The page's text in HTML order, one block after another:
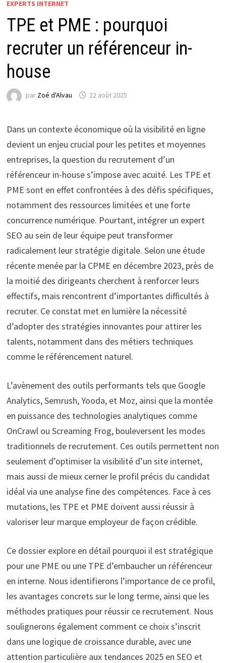
EXPERTS INTERNET
TPE et PME : pourquoi
recruter un référenceur in-
house
par Zoé d'Alvau 22 août 2025
Dans un contexte économique où la visibilité en ligne
devient un enjeu crucial pour les petites et moyennes
entreprises, la question du recrutement d’un
référenceur in-house s’impose avec acuité. Les TPE et
PME sont en effet confrontées à des défis spécifiques,
notamment des ressources limitées et une forte
concurrence numérique. Pourtant, intégrer un expert
SEO au sein de leur équipe peut transformer
radicalement leur stratégie digitale. Selon une étude
récente menée par la CPME en décembre 2023, près de
la moitié des dirigeants cherchent à renforcer leurs
effectifs, mais rencontrent d’importantes difficultés à
recruter. Ce constat met en lumière la nécessité
d’adopter des stratégies innovantes pour attirer les
talents, notamment dans des métiers techniques
comme le référencement naturel.
L’avènement des outils performants tels que Google
Analytics, Semrush, Yooda, et Moz, ainsi que la montée
en puissance des technologies analytiques comme
OnCrawl ou Screaming Frog, bouleversent les modes
traditionnels de recrutement. Ces outils permettent non
seulement d’optimiser la visibilité d’un site internet,
mais aussi de mieux cerner le profil précis du candidat
idéal via une analyse fine des compétences. Face à ces
mutations, les TPE et PME doivent aussi réussir à
valoriser leur marque employeur de façon crédible.
Ce dossier explore en détail pourquoi il est stratégique
pour une PME ou une TPE d’embaucher un référenceur
en interne. Nous identifierons l’importance de ce profil,
les avantages concrets sur le long terme, ainsi que les
méthodes pratiques pour réussir ce recrutement. Nous
soulignerons également comment ce choix s’inscrit
dans une logique de croissance durable, avec une
attention particulière aux tendances 2025 en SEO et